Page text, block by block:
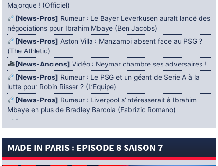
Majorque ! (Officiel)
[News-Pros] Rumeur : Le Bayer Leverkusen aurait lancé des
négociations pour Ibrahim Mbaye (Ben Jacobs)
[News-Pros] Aston Villa : Manzambi absent face au PSG ?
(The Athletic)
[News-Anciens] Vidéo : Neymar chambre ses adversaires !
[News-Pros] Rumeur : Le PSG et un géant de Serie A à la
lutte pour Robin Risser ? (L’Equipe)
[News-Pros] Rumeur : Liverpool s’intéresserait à Ibrahim
Mbaye en plus de Bradley Barcola (Fabrizio Romano)
[News-Pros]
Rumeur : Accord contractuel trouvé entre le
[News-Pros]Rumeur : Le PSG aurait lancé un ultimatum
MADE IN PARIS : EPISODE 8 SAISON 7